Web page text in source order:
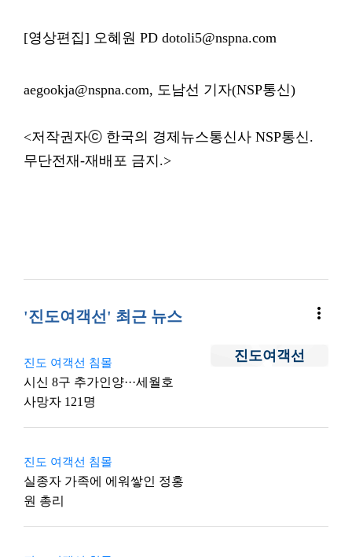
[영상편집] 오혜원 PD dotoli5@nspna.com
aegookja@nspna.com, 도남선 기자(NSP통신)
<저작권자ⓒ 한국의 경제뉴스통신사 NSP통신.
무단전재-재배포 금지.>
'진도여객선' 최근 뉴스 more_vert
진도여객선
진도 여객선 침몰
시신 8구 추가인양···세월호
사망자 121명
진도 여객선 침몰
실종자 가족에 에워쌓인 정홍
원 총리